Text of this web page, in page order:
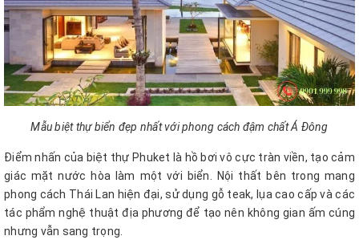
Mẫu biệt thự biển đẹp nhất với phong cách đậm chất Á Đông
Điểm nhấn của biệt thự Phuket là hồ bơi vô cực tràn viền, tạo cảm
giác mặt nước hòa làm một với biển. Nội thất bên trong mang
phong cách Thái Lan hiện đại, sử dụng gỗ teak, lụa cao cấp và các
tác phẩm nghệ thuật địa phương để tạo nên không gian ấm cúng
nhưng vẫn sang trọng.